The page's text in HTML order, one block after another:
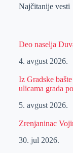
Najčitanije vesti
Deo naselja
4. avgust 2026.
Iz Gradske
ulicama grada
5. avgust 2026.
Zrenjaninac
30. jul 2026.